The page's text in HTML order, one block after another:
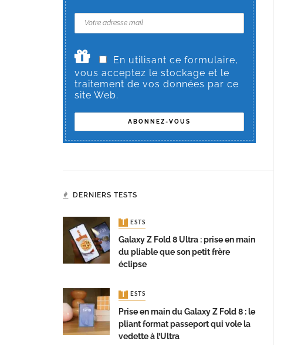
En utilisant ce formulaire,
vous acceptez le stockage et le
traitement de vos données par ce
site Web.
DERNIERS TESTS
TESTS
Galaxy Z Fold 8 Ultra : prise en main
du pliable que son petit frère
éclipse
TESTS
Prise en main du Galaxy Z Fold 8 : le
pliant format passeport qui vole la
vedette à l’Ultra